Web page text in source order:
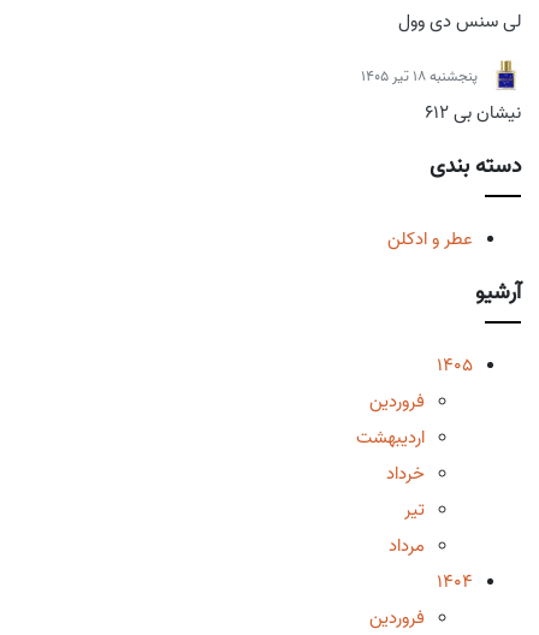
لی سنس دی وول
پنجشنبه 18 تیر 1405
نیشان بی 612
دسته بندی
عطر و ادکلن
آرشیو
1405
فروردین
اردیبهشت
خرداد
تیر
مرداد
1404
فروردین